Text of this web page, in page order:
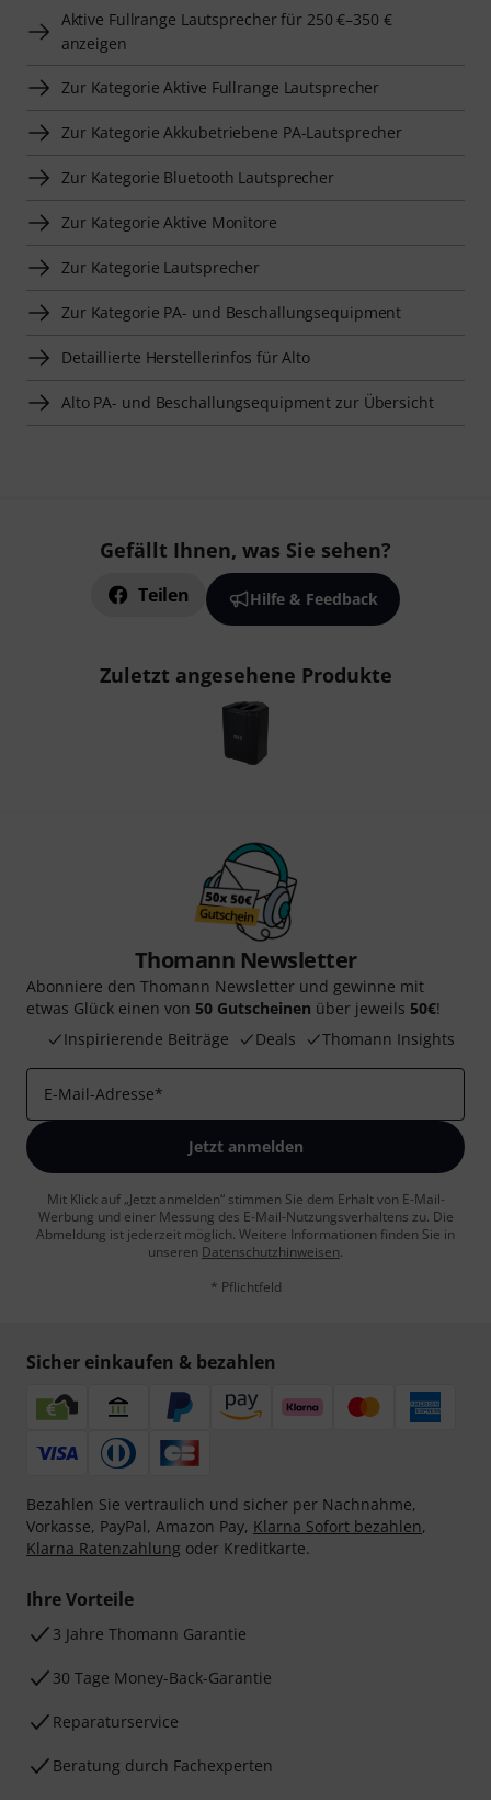
Aktive Fullrange Lautsprecher für 250 €–350 €
anzeigen
Zur Kategorie Aktive Fullrange Lautsprecher
Zur Kategorie Akkubetriebene PA-Lautsprecher
Zur Kategorie Bluetooth Lautsprecher
Zur Kategorie Aktive Monitore
Zur Kategorie Lautsprecher
Zur Kategorie PA- und Beschallungsequipment
Detaillierte Herstellerinfos für Alto
Alto PA- und Beschallungsequipment zur Übersicht
Gefällt Ihnen, was Sie sehen?
Teilen Hilfe & Feedback
Zuletzt angesehene Produkte
Thomann Newsletter
Abonniere den Thomann Newsletter und gewinne mit
etwas Glück einen von 50 Gutscheinen über jeweils 50€!
Inspirierende Beiträge
Deals Thomann Insights
E-Mail-Adresse*
Jetzt anmelden
Mit Klick auf „Jetzt anmelden“ stimmen Sie dem Erhalt von E-Mail-
Werbung und einer Messung des E-Mail-Nutzungsverhaltens zu. Die
Abmeldung ist jederzeit möglich. Weitere Informationen finden Sie in
unseren Datenschutzhinweisen.
* Pflichtfeld
Sicher einkaufen & bezahlen
Bezahlen Sie vertraulich und sicher per Nachnahme,
Vorkasse, PayPal, Amazon Pay, Klarna Sofort bezahlen,
Klarna Ratenzahlung oder Kreditkarte.
Ihre Vorteile
3 Jahre Thomann Garantie
30 Tage Money-Back-Garantie
Reparaturservice
Beratung durch Fachexperten